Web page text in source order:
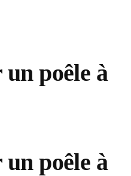
poêle à
poêle à